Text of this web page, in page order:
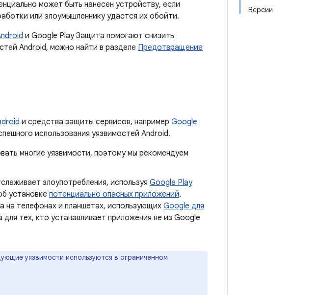
Версии
может быть нанесен устройству, если
или злоумышленнику удастся их обойти.
и Google Play Защита помогают снизить
Android, можно найти в разделе Предотвращение
и средства защиты сервисов, например Google
использования уязвимостей Android.
многие уязвимости, поэтому мы рекомендуем
злоупотребления, используя Google Play
установке потенциально опасных приложений.
на телефонах и планшетах, использующих Google для
тех, кто устанавливает приложения не из Google
уязвимости используются в ограниченном